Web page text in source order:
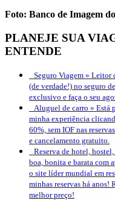
Foto: Banco de Imagem
PLANEJE SUA
ENTENDE
Seguro Viagem » Leitor
(de verdade!) no seguro
exclusivo e faça o seu
Aluguel de carro » Está
minha experiência
60%, sem IOF nas
e cancelamento gratuito.
Reserva de hotel,
boa, bonita e barata com
o site líder mundial em
minhas reservas há anos!
melhor preço!